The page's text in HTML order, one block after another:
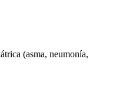
(asma, neumonía,